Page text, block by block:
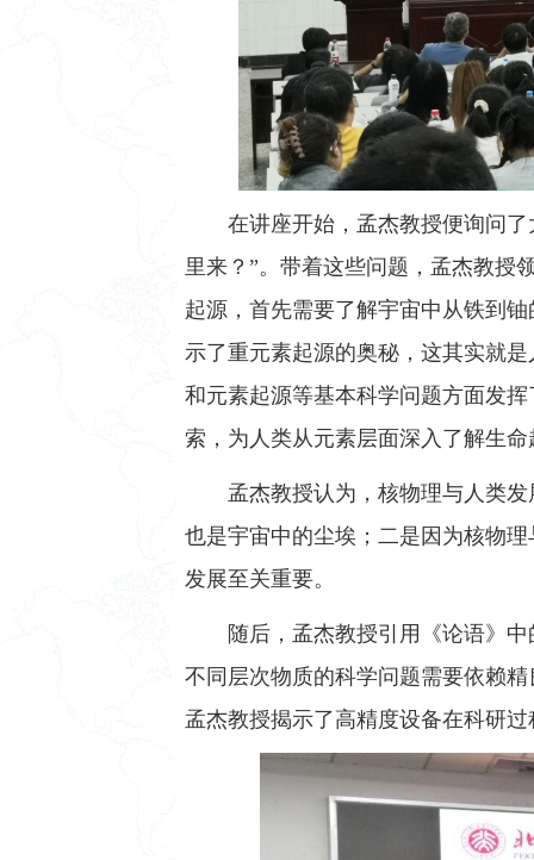
在讲座开始，孟杰教授便询问
里来？”。带着这些问题，孟杰教授
起源，首先需要了解宇宙中从铁到
示了重元素起源的奥秘，这其实就
和元素起源等基本科学问题方面发
索，为人类从元素层面深入了解生
孟杰教授认为，核物理与人类
也是宇宙中的尘埃；二是因为核物
发展至关重要。
随后，孟杰教授引用《论语》中
不同层次物质的科学问题需要依赖
孟杰教授揭示了高精度设备在科研